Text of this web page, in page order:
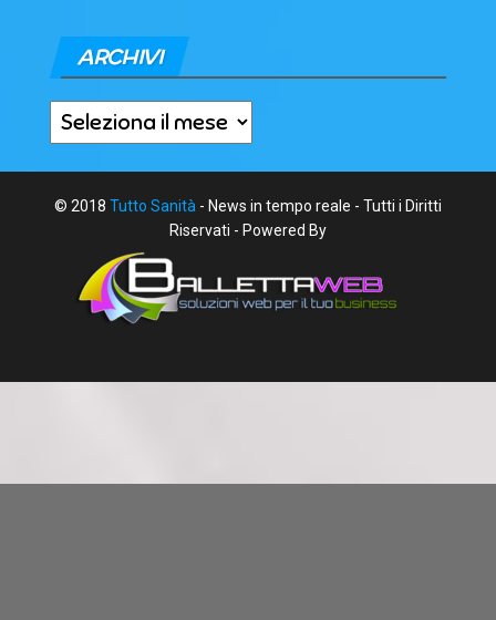
ARCHIVI
Archivi
© 2018 Tutto Sanità - News in tempo reale - Tutti i Diritti
Riservati - Powered By